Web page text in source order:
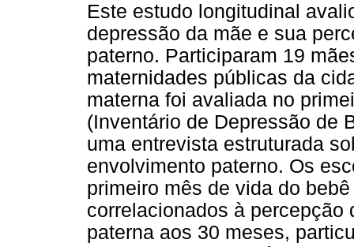
Este estudo longitudinal
depressão da mãe e sua
paterno. Participaram 19
maternidades públicas da
materna foi avaliada no
(Inventário de Depressão de
uma entrevista estruturada
envolvimento paterno. Os
primeiro mês de vida do
correlacionados à
paterna aos 30 meses,